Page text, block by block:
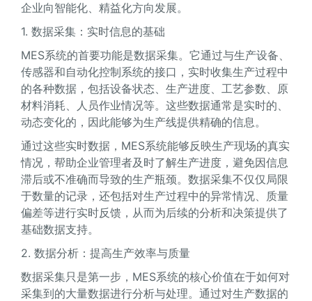
企业向智能化、精益化方向发展。
1. 数据采集：实时信息的基础
MES系统的首要功能是数据采集。它通过与生产设备、
传感器和自动化控制系统的接口，实时收集生产过程中
的各种数据，包括设备状态、生产进度、工艺参数、原
材料消耗、人员作业情况等。这些数据通常是实时的、
动态变化的，因此能够为生产线提供精确的信息。
通过这些实时数据，MES系统能够反映生产现场的真实
情况，帮助企业管理者及时了解生产进度，避免因信息
滞后或不准确而导致的生产瓶颈。数据采集不仅仅局限
于数量的记录，还包括对生产过程中的异常情况、质量
偏差等进行实时反馈，从而为后续的分析和决策提供了
基础数据支持。
2. 数据分析：提高生产效率与质量
数据采集只是第一步，MES系统的核心价值在于如何对
采集到的大量数据进行分析与处理。通过对生产数据的